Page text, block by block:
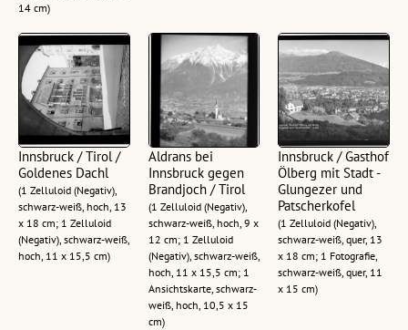
14 cm)
Innsbruck / Tirol /
Goldenes Dachl
(1 Zelluloid (Negativ),
schwarz-weiß, hoch, 13
x 18 cm; 1 Zelluloid
(Negativ), schwarz-weiß,
hoch, 11 x 15,5 cm)
Aldrans bei
Innsbruck gegen
Brandjoch / Tirol
(1 Zelluloid (Negativ),
schwarz-weiß, hoch, 9 x
12 cm; 1 Zelluloid
(Negativ), schwarz-weiß,
hoch, 11 x 15,5 cm; 1
Ansichtskarte, schwarz-
weiß, hoch, 10,5 x 15
cm)
Innsbruck / Gasthof
Ölberg mit Stadt -
Glungezer und
Patscherkofel
(1 Zelluloid (Negativ),
schwarz-weiß, quer, 13
x 18 cm; 1 Fotografie,
schwarz-weiß, quer, 11
x 15 cm)